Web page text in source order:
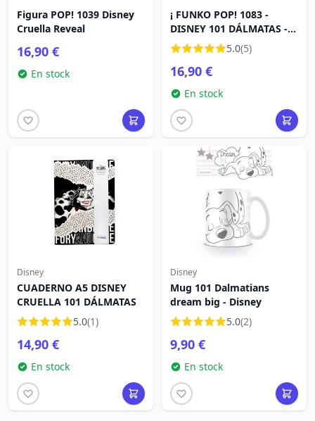
Figura POP! 1039 Disney
Cruella Reveal
16,90 €
En stock
¡ FUNKO POP! 1083 -
DISNEY 101 DÁLMATAS -
CRUELLA
5.0(5)
16,90 €
En stock
Disney
CUADERNO A5 DISNEY
CRUELLA 101 DÁLMATAS
5.0(1)
14,90 €
En stock
Disney
Mug 101 Dalmatians
dream big - Disney
5.0(2)
9,90 €
En stock